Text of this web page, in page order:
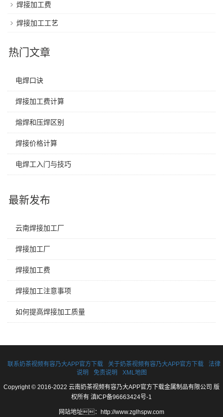
焊接加工费
焊接加工工艺
热门文章
电焊口诀
焊接加工费计算
熔焊和压焊区别
焊接价格计算
电焊工入门与技巧
最新发布
云南焊接加工厂
焊接加工厂
焊接加工费
焊接加工注意事项
如何提高焊接加工质量
联系奶茶视频有容乃大APP官方下载 关于奶茶视频有容乃大APP官方下载
法律
说明
免责说明 XML地图
Copyright © 2016-2022 云南奶茶视频有容乃大APP官方下载金属制品有限公司 版
权所有 滇ICP备96663424号-1
网站地址： http://www.zglhspw.com